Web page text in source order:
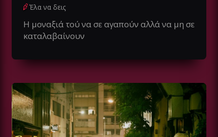
Έλα να δεις
Η μοναξιά τού να σε αγαπούν αλλά να μη σε
καταλαβαίνουν